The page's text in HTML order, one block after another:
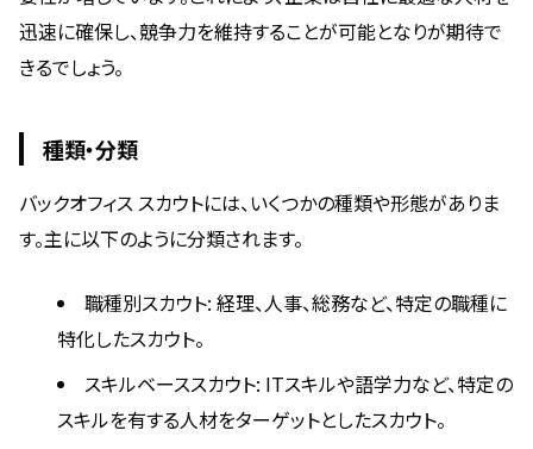
迅速に確保し、競争力を維持することが可能となりが期待で
きるでしょう。
種類・分類
バックオフィス スカウトには、いくつかの種類や形態がありま
す。主に以下のように分類されます。
職種別スカウト: 経理、人事、総務など、特定の職種に
特化したスカウト。
スキルベーススカウト: ITスキルや語学力など、特定の
スキルを有する人材をターゲットとしたスカウト。